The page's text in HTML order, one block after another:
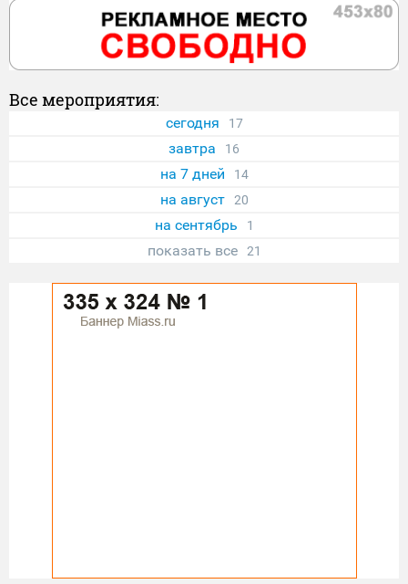
Все мероприятия:
сегодня 17
завтра 16
на 7 дней 14
на август 20
на сентябрь 1
показать все 21